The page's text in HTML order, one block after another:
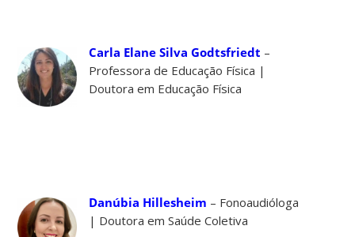
Carla Elane Silva Godtsfriedt –
Professora de Educação Física |
Doutora em Educação Física
Danúbia Hillesheim – Fonoaudióloga
| Doutora em Saúde Coletiva